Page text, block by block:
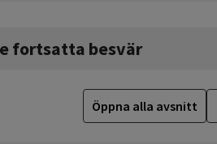
fortsatta besvär
Öppna alla avsnitt